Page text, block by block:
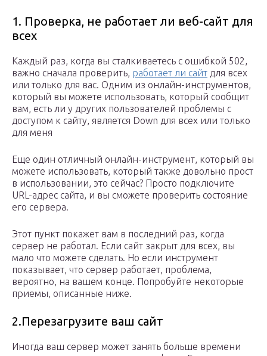
1. Проверка, не работает ли веб-сайт для
всех
Каждый раз, когда вы сталкиваетесь с ошибкой 502,
важно сначала проверить, работает ли сайт для всех
или только для вас. Одним из онлайн-инструментов,
который вы можете использовать, который сообщит
вам, есть ли у других пользователей проблемы с
доступом к сайту, является Down для всех или только
для меня
Еще один отличный онлайн-инструмент, который вы
можете использовать, который также довольно прост
в использовании, это сейчас? Просто подключите
URL-адрес сайта, и вы сможете проверить состояние
его сервера.
Этот пункт покажет вам в последний раз, когда
сервер не работал. Если сайт закрыт для всех, вы
мало что можете сделать. Но если инструмент
показывает, что сервер работает, проблема,
вероятно, на вашем конце. Попробуйте некоторые
приемы, описанные ниже.
2.Перезагрузите ваш сайт
Иногда ваш сервер может занять больше времени